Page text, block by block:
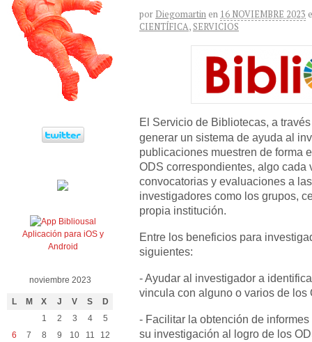
por Diegomartin en 16 NOVIEMBRE 2023
CIENTÍFICA, SERVICIOS
El Servicio de Bibliotecas, a
generar un sistema de ayuda al
publicaciones muestren de forma
ODS correspondientes, algo cada
convocatorias y evaluaciones a
investigadores como los grupos,
propia institución.
Entre los beneficios para
siguientes:
- Ayudar al investigador a
vincula con alguno o varios de los
- Facilitar la obtención de
su investigación al logro de los
Aplicación para iOS y
Android
noviembre 2023
L M X J V S D
1 2 3 4
5
6
7 8 9 10 11
12